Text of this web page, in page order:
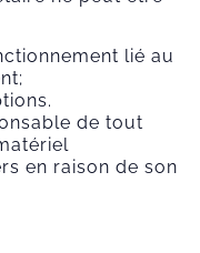
lié au
de tout
en raison de son